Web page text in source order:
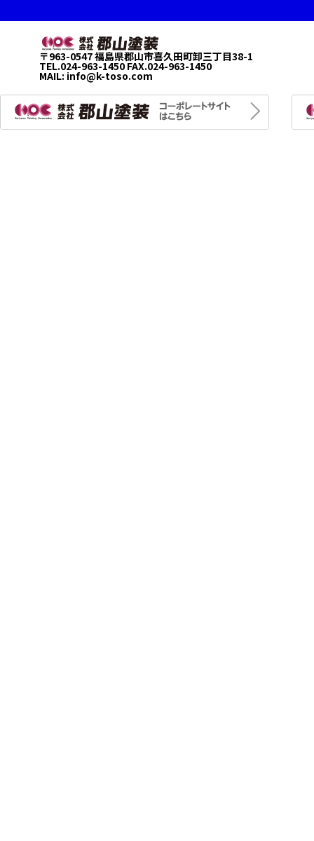
〒963-0547 福島県郡山市喜久田町卸三丁目38-1
TEL.024-963-1450 FAX.024-963-1450
MAIL: info@k-toso.com